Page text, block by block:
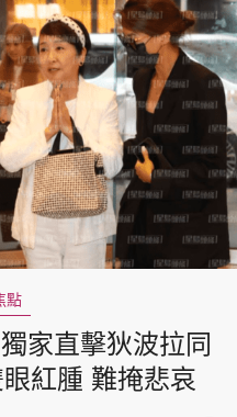
點
家直擊狄波拉同
紅腫 難掩悲哀